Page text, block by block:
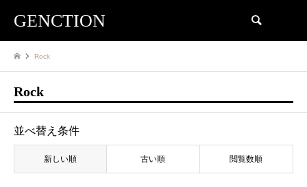
GENCTION
Rock
Rock
並べ替え条件
新しい順 古い順 閲覧数順